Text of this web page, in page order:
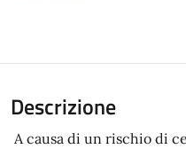
Descrizione
A causa di un rischio di